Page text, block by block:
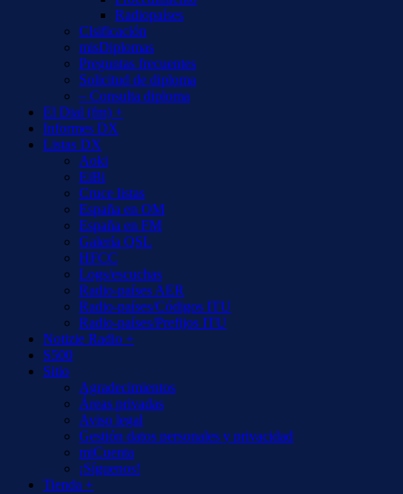
Radiopaíses
Clsificación
misDiplomas
Preguntas frecuentes
Solicitud de diploma
– Consulta diploma
El Dial (fm) +
Informes DX
Listas DX
Aoki
EiBi
Cruce listas
España en OM
España en FM
Galería QSL
HFCC
Logs/escuchas
Radio-países AER
Radio-países/Códigos ITU
Radio-países/Prefijos ITU
Notizie Radio +
S500
Sitio
Agradecimientos
Áreas privadas
Aviso legal
Gestión datos personales y privacidad
miCuenta
¡Síguenos!
Tienda +